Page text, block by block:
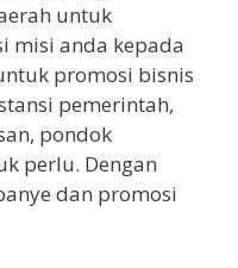
untuk
misi anda kepada
promosi bisnis
pemerintah,
pondok
perlu. Dengan
dan promosi